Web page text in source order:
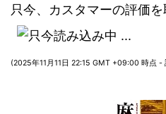
只今、カスタマーの評価を
(2025年11月11日 22:15 GMT +09:00 時点 -